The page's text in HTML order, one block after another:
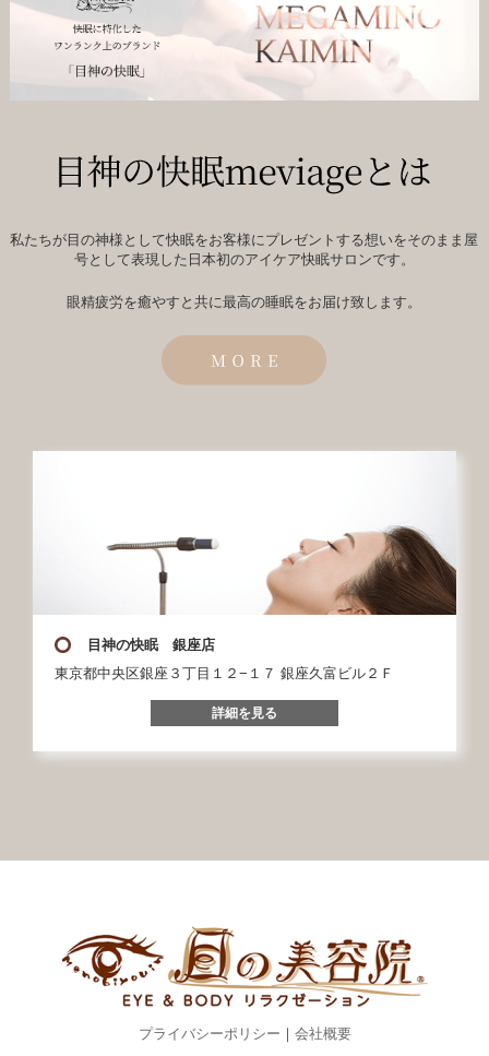
私たちが目の神様として快眠をお客様にプレゼントする想いをそのまま屋
号として表現した日本初のアイケア快眠サロンです。
眼精疲労を癒やすと共に最高の睡眠をお届け致します。
目神の快眠 銀座店
東京都中央区銀座３丁目１２−１７ 銀座久富ビル２Ｆ
詳細を見る
プライバシーポリシー ｜ 会社概要